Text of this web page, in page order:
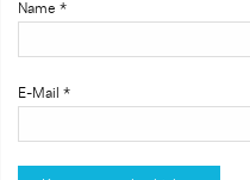
Name *
E-Mail *